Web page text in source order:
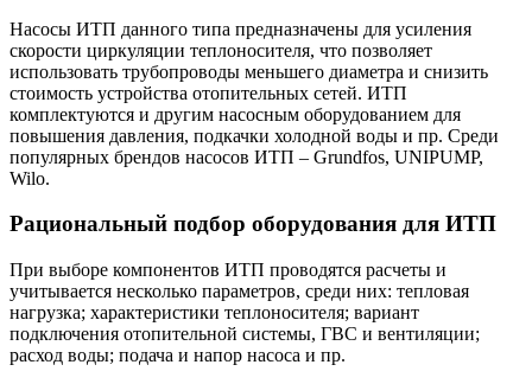
Насосы ИТП данного типа предназначены для усиления
скорости циркуляции теплоносителя, что позволяет
использовать трубопроводы меньшего диаметра и снизить
стоимость устройства отопительных сетей. ИТП
комплектуются и другим насосным оборудованием для
повышения давления, подкачки холодной воды и пр. Среди
популярных брендов насосов ИТП – Grundfos, UNIPUMP,
Wilo.
Рациональный подбор оборудования для ИТП
При выборе компонентов ИТП проводятся расчеты и
учитывается несколько параметров, среди них: тепловая
нагрузка; характеристики теплоносителя; вариант
подключения отопительной системы, ГВС и вентиляции;
расход воды; подача и напор насоса и пр.